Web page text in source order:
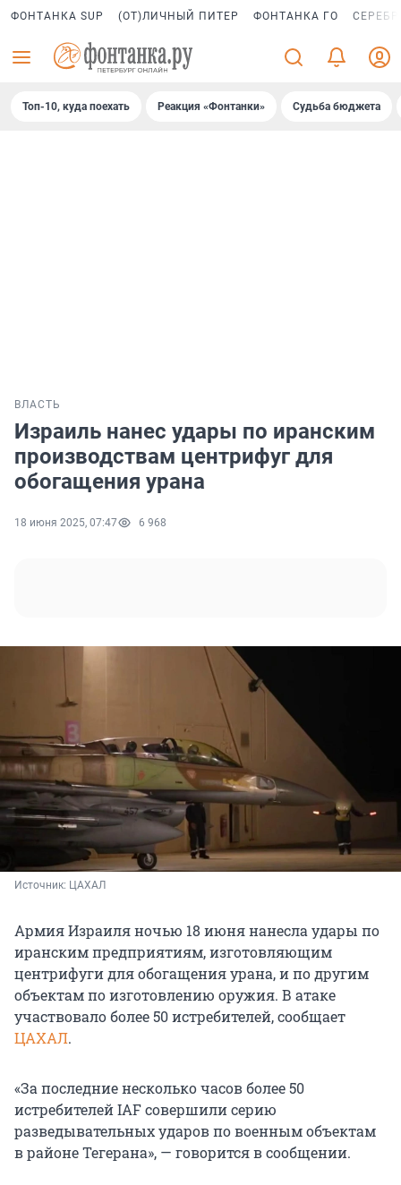
ФОНТАНКА SUP (ОТ)ЛИЧНЫЙ ПИТЕР ФОНТАНКА ГО
Топ-10, куда поехать Реакция «Фонтанки» Судьба бюджета
ВЛАСТЬ
Израиль нанес удары по иранским
производствам центрифуг для
обогащения урана
18 июня 2025, 07:47 6 968
Источник: ЦАХАЛ
Армия Израиля ночью 18 июня нанесла удары по
иранским предприятиям, изготовляющим
центрифуги для обогащения урана, и по другим
объектам по изготовлению оружия. В атаке
участвовало более 50 истребителей, сообщает
ЦАХАЛ.
«За последние несколько часов более 50
истребителей IAF совершили серию
разведывательных ударов по военным объектам
в районе Тегерана», — говорится в сообщении.